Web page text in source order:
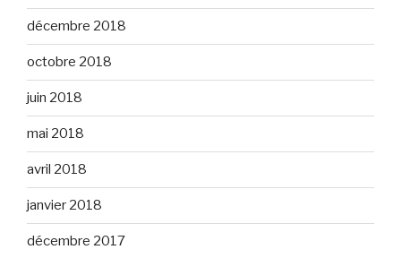
décembre 2018
octobre 2018
juin 2018
mai 2018
avril 2018
janvier 2018
décembre 2017